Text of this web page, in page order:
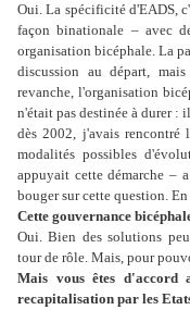
Oui. La spécificité d'EADS,
façon binationale – avec
organisation bicéphale. La
discussion au départ,
revanche, l'organisation
n'était pas destinée à durer :
dès 2002, j'avais
modalités possibles
appuyait cette démarche –
bouger sur cette question.
Cette gouvernance
Oui. Bien des solutions
tour de rôle. Mais, pour
Mais vous êtes d'accord
recapitalisation par les